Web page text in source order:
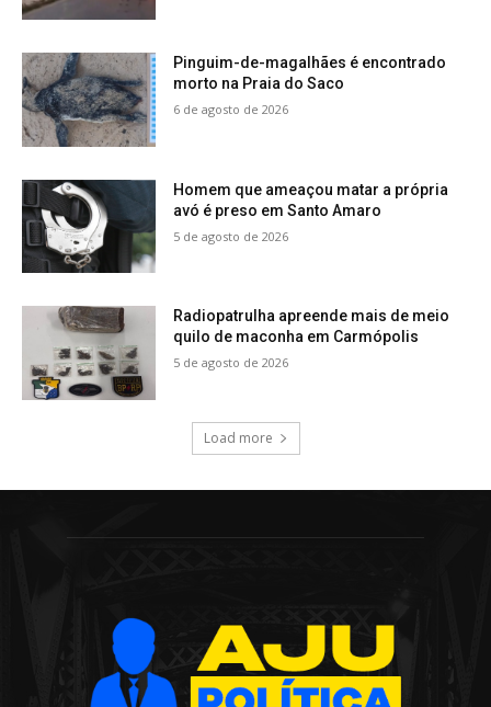
Pinguim-de-magalhães é encontrado
morto na Praia do Saco
6 de agosto de 2026
Homem que ameaçou matar a própria
avó é preso em Santo Amaro
5 de agosto de 2026
Radiopatrulha apreende mais de meio
quilo de maconha em Carmópolis
5 de agosto de 2026
Load more